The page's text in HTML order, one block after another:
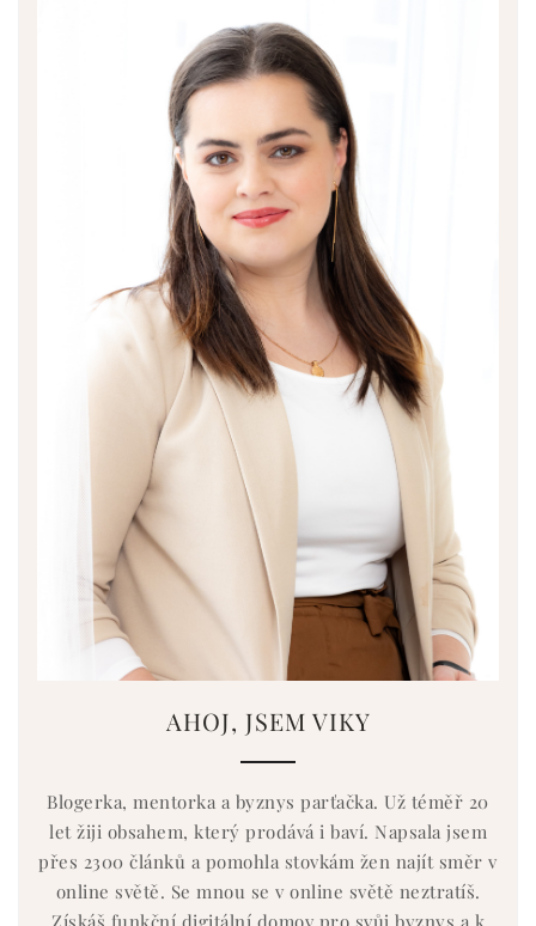
AHOJ, JSEM VIKY
Blogerka, mentorka a byznys parťačka. Už téměř 20
let žiji obsahem, který prodává i baví. Napsala jsem
přes 2300 článků a pomohla stovkám žen najít směr v
online světě. Se mnou se v online světě neztratíš.